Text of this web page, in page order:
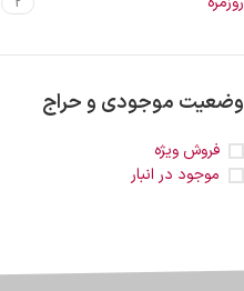
وضعیت موجودی و حراج
فروش ویژه
موجود در انبار